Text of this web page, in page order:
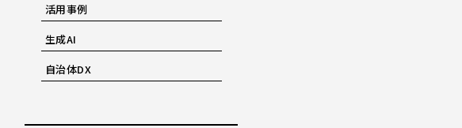
活用事例
生成AI
自治体DX